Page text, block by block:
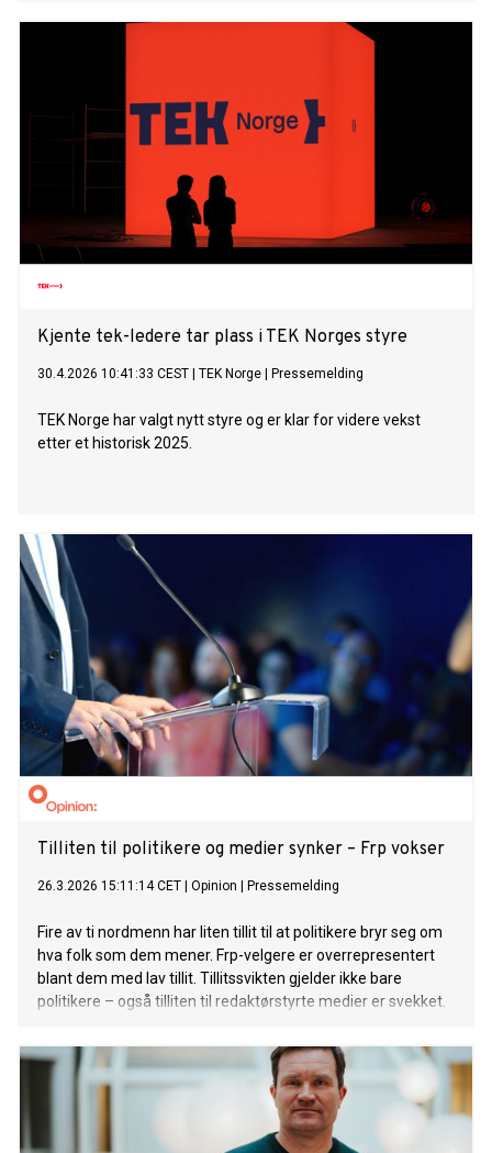
Kjente tek-ledere tar plass i TEK Norges styre
30.4.2026 10:41:33 CEST TEK Norge Pressemelding
TEK Norge har valgt nytt styre og er klar for videre vekst
etter et historisk 2025.
Tilliten til politikere og medier synker – Frp vokser
26.3.2026 15:11:14 CET Opinion Pressemelding
Fire av ti nordmenn har liten tillit til at politikere bryr seg om
hva folk som dem mener. Frp-velgere er overrepresentert
blant dem med lav tillit. Tillitssvikten gjelder ikke bare
politikere – også tilliten til redaktørstyrte medier er svekket.